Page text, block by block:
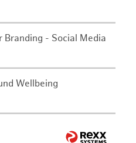
Branding - Social Media
Wellbeing